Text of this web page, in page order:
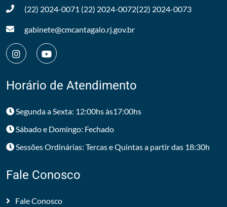
(22) 2024-0071 (22) 2024-0072(22) 2024-0073
gabinete@cmcantagalo.rj.gov.br
Horário de Atendimento
Segunda a Sexta: 12:00hs às17:00hs
Sábado e Domingo: Fechado
Sessões Ordinárias: Tercas e Quintas a partir das 18:30h
Fale Conosco
Fale Conosco